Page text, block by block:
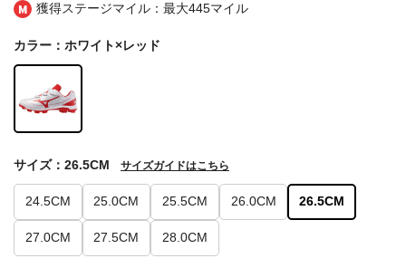
獲得ステージマイル：最大445マイル
カラー：ホワイト×レッド
24.5CM 25.0CM 25.5CM 26.0CM 26.5CM
27.0CM 27.5CM 28.0CM
サイズ：26.5CM サイズガイドはこちら